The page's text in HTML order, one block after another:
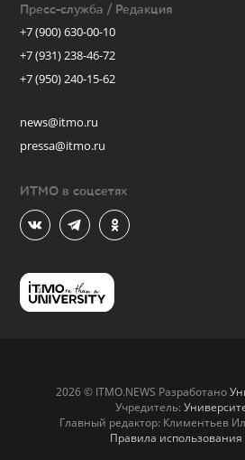
Пресс-служба / Редакция
+7 (900) 630-00-10
+7 (931) 238-46-72
+7 (950) 240-15-62
news@itmo.ru
pressa@itmo.ru
ИТМО в соцсетях
2026 © ITMO.NEWS Разработано
Учредитель:
Главный редактор: Климентьев
Правила использования